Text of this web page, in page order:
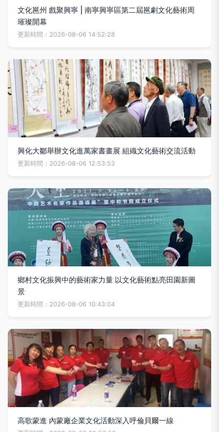
文化邕州 戲聚興寧 | 南寧興寧區第二屆邕劇文化藝術周
璀璨開幕
更新時間：2026-08-06 14:52:28
興化大鄒舉辦文化進萬家書畫展 組織文化藝術交流活動
更新時間：2026-08-06 12:53:53
鄉村文化振興中的藝術家力量 以文化藝術點亮田園新圖
景
更新時間：2026-08-06 10:43:04
高歌蒙進 內蒙廠企業文化活動深入呼倫貝爾一線